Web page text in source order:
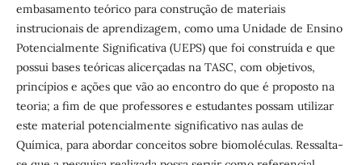
embasamento teórico para construção de materiais
instrucionais de aprendizagem, como uma Unidade de Ensino
Potencialmente Significativa (UEPS) que foi construída e que
possui bases teóricas alicerçadas na TASC, com objetivos,
princípios e ações que vão ao encontro do que é proposto na
teoria; a fim de que professores e estudantes possam utilizar
este material potencialmente significativo nas aulas de
Química, para abordar conceitos sobre biomoléculas. Ressalta-